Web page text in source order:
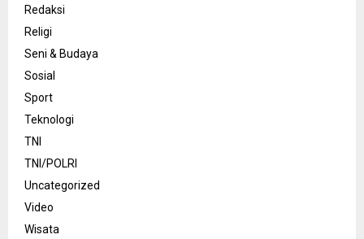
Redaksi
Religi
Seni & Budaya
Sosial
Sport
Teknologi
TNI
TNI/POLRI
Uncategorized
Video
Wisata